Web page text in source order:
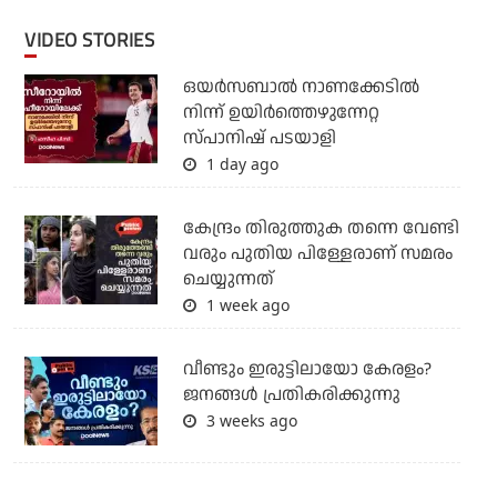
VIDEO STORIES
ഒയര്‍സബാൽ നാണക്കേടിൽ
നിന്ന് ഉയിർത്തെഴുന്നേറ്റ
സ്പാനിഷ് പടയാളി
1 day ago
കേന്ദ്രം തിരുത്തുക തന്നെ വേണ്ടി
വരും പുതിയ പിള്ളേരാണ് സമരം
ചെയ്യുന്നത്
1 week ago
വീണ്ടും ഇരുട്ടിലായോ കേരളം?
ജനങ്ങൾ പ്രതികരിക്കുന്നു
3 weeks ago